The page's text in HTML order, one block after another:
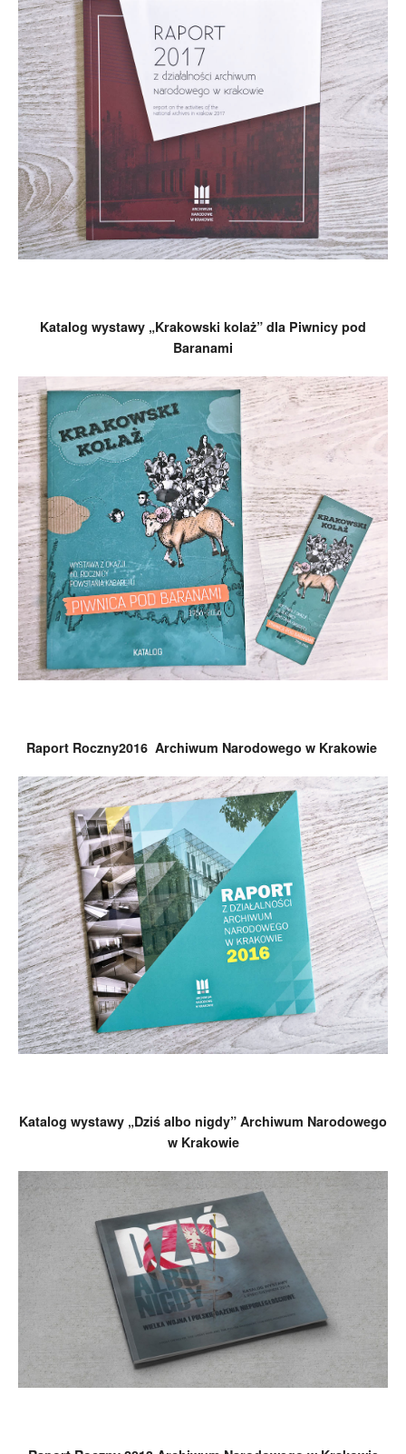
Katalog wystawy „Krakowski kolaż” dla Piwnicy pod
Baranami
Raport Roczny2016 Archiwum Narodowego w Krakowie
Katalog wystawy „Dziś albo nigdy” Archiwum Narodowego
w Krakowie